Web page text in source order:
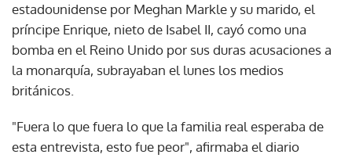
estadounidense por Meghan Markle y su marido, el
príncipe Enrique, nieto de Isabel II, cayó como una
bomba en el Reino Unido por sus duras acusaciones a
la monarquía, subrayaban el lunes los medios
británicos.
"Fuera lo que fuera lo que la familia real esperaba de
esta entrevista, esto fue peor", afirmaba el diario